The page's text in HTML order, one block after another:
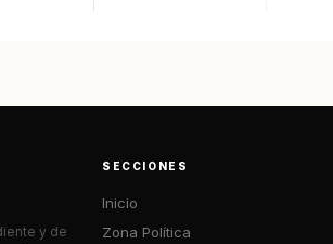
y de
SECCIONES
Inicio
Zona Política